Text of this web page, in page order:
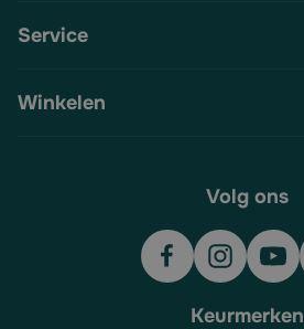
Service
Winkelen
Volg ons
Keurmerken